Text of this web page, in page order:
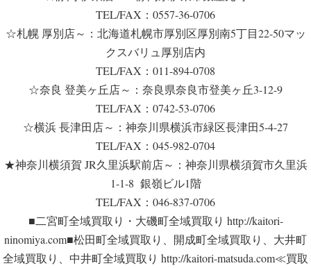
TEL/FAX：0557-36-0706
☆札幌 厚別店～：北海道札幌市厚別区厚別南5丁目22-50マッ
クスバリュ厚別店内
TEL/FAX：011-894-0708
☆奈良 登美ヶ丘店～：奈良県奈良市登美ヶ丘3-12-9
TEL/FAX：0742-53-0706
☆横浜 長津田店～：神奈川県横浜市緑区長津田5-4-27
TEL/FAX：045-982-0704
★神奈川横須賀 JR久里浜駅前店～：神奈川県横須賀市久里浜
1-1-8 銀嶺ビル1階
TEL/FAX：046-837-0706
■二宮町全域買取り・大磯町全域買取り http://kaitori-
ninomiya.com■松田町全域買取り、開成町全域買取り、大井町
全域買取り、中井町全域買取り http://kaitori-matsuda.com≪買取